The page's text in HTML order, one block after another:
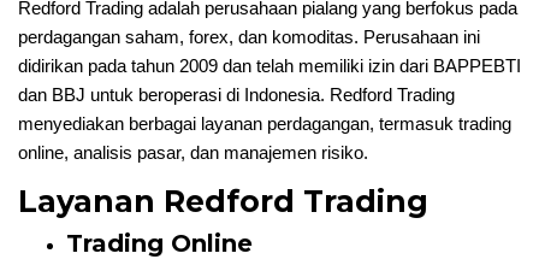
Redford Trading adalah perusahaan pialang yang berfokus pada
perdagangan saham, forex, dan komoditas. Perusahaan ini
didirikan pada tahun 2009 dan telah memiliki izin dari BAPPEBTI
dan BBJ untuk beroperasi di Indonesia. Redford Trading
menyediakan berbagai layanan perdagangan, termasuk trading
online, analisis pasar, dan manajemen risiko.
Layanan Redford Trading
Trading Online